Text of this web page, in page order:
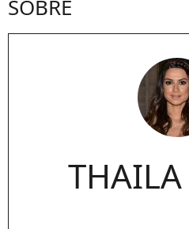
SOBRE
THAILA